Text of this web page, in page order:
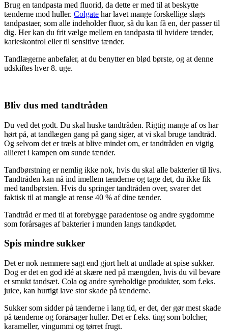
Brug en tandpasta med fluorid, da dette er med til at beskytte
tænderne mod huller. Colgate har lavet mange forskellige slags
tandpastaer, som alle indeholder fluor, så du kan få en, der passer til
dig. Her kan du frit vælge mellem en tandpasta til hvidere tænder,
karieskontrol eller til sensitive tænder.
Tandlægerne anbefaler, at du benytter en blød børste, og at denne
udskiftes hver 8. uge.
Bliv dus med tandtråden
Du ved det godt. Du skal huske tandtråden. Rigtig mange af os har
hørt på, at tandlægen gang på gang siger, at vi skal bruge tandtråd.
Og selvom det er træls at blive mindet om, er tandtråden en vigtig
allieret i kampen om sunde tænder.
Tandbørstning er nemlig ikke nok, hvis du skal alle bakterier til livs.
Tandtråden kan nå ind imellem tænderne og tage det, du ikke fik
med tandbørsten. Hvis du springer tandtråden over, svarer det
faktisk til at mangle at rense 40 % af dine tænder.
Tandtråd er med til at forebygge paradentose og andre sygdomme
som forårsages af bakterier i munden langs tandkødet.
Spis mindre sukker
Det er nok nemmere sagt end gjort helt at undlade at spise sukker.
Dog er det en god idé at skære ned på mængden, hvis du vil bevare
et smukt tandsæt. Cola og andre syreholdige produkter, som f.eks.
juice, kan hurtigt lave stor skade på tænderne.
Sukker som sidder på tænderne i lang tid, er det, der gør mest skade
på tænderne og forårsager huller. Det er f.eks. ting som bolcher,
karameller, vingummi og tørret frugt.